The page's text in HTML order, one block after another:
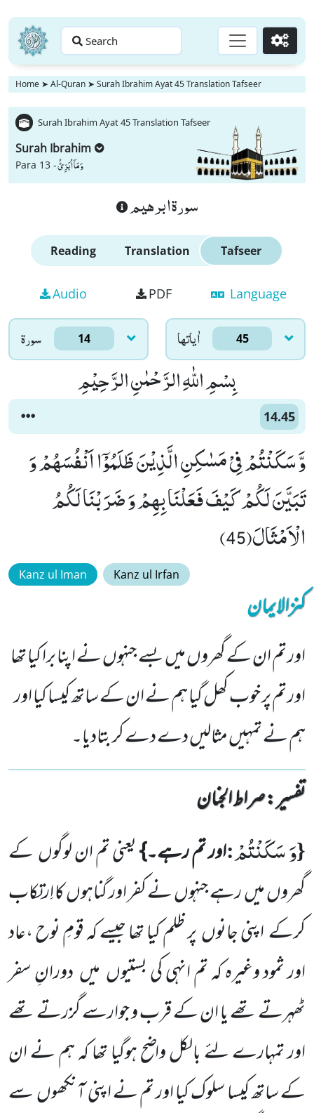
Search Go
Home ➤ Al-Quran ➤ Surah Ibrahim Ayat 45 Translation Tafseer
Surah Ibrahim Ayat 45 Translation Tafseer
Surah Ibrahim
Para 13 -وَ مَاۤ اُبَرِّئُ
سورة ابرهيم
Reading Translation Tafseer
Audio PDF Language
سورۃ 14 اٰياتها 45
بِسْمِ اللّٰهِ الرَّحْمٰنِ الرَّحِیْمِ
14.45
وَّ سَكَنْتُمْ فِیْ مَسٰكِنِ الَّذِیْنَ ظَلَمُوْۤا اَنْفُسَهُمْ وَ
تَبَیَّنَ لَكُمْ كَیْفَ فَعَلْنَا بِهِمْ وَ ضَرَبْنَا لَكُمُ
الْاَمْثَالَ(45)
Kanz ul Iman Kanz ul Irfan
کنزالایمان
اور تم ان کے گھروں میں بسے جنہوں نے اپنا برا کیا تھا
اور تم پر خوب کھل گیا ہم نے ان کے ساتھ کیسا کیا اور
ہم نے تمہیں مثالیں دے دے کر بتادیا۔
تفسیر : ‎صراط الجنان
{وَ سَكَنْتُمْ:اور تم رہے۔}یعنی تم ان لوگوںکے
گھروںمیںرہے جنہوںنے کفر اور گناہوںکا اِرتِکاب
کرکےاپنی جانوںپر ظلم کیا تھا جیسے کہ قومِ نوح ،عاد
اور ثمود وغیرہ کہ تم انہی کی بستیوں میںدورانِ سفر
ٹھہرتے تھے یا ان کے قرب و جوارسے گزرتے تھے
اور تمہارے لئے بالکل واضح ہوگیا تھا کہ ہم نے ان
کے ساتھ کیسا سلوک کیا اور تم نے اپنی آنکھوںسے